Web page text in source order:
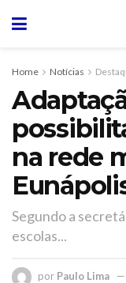
Home Notícias
na rede
Segundo a
escolas...
por Paulo Lima